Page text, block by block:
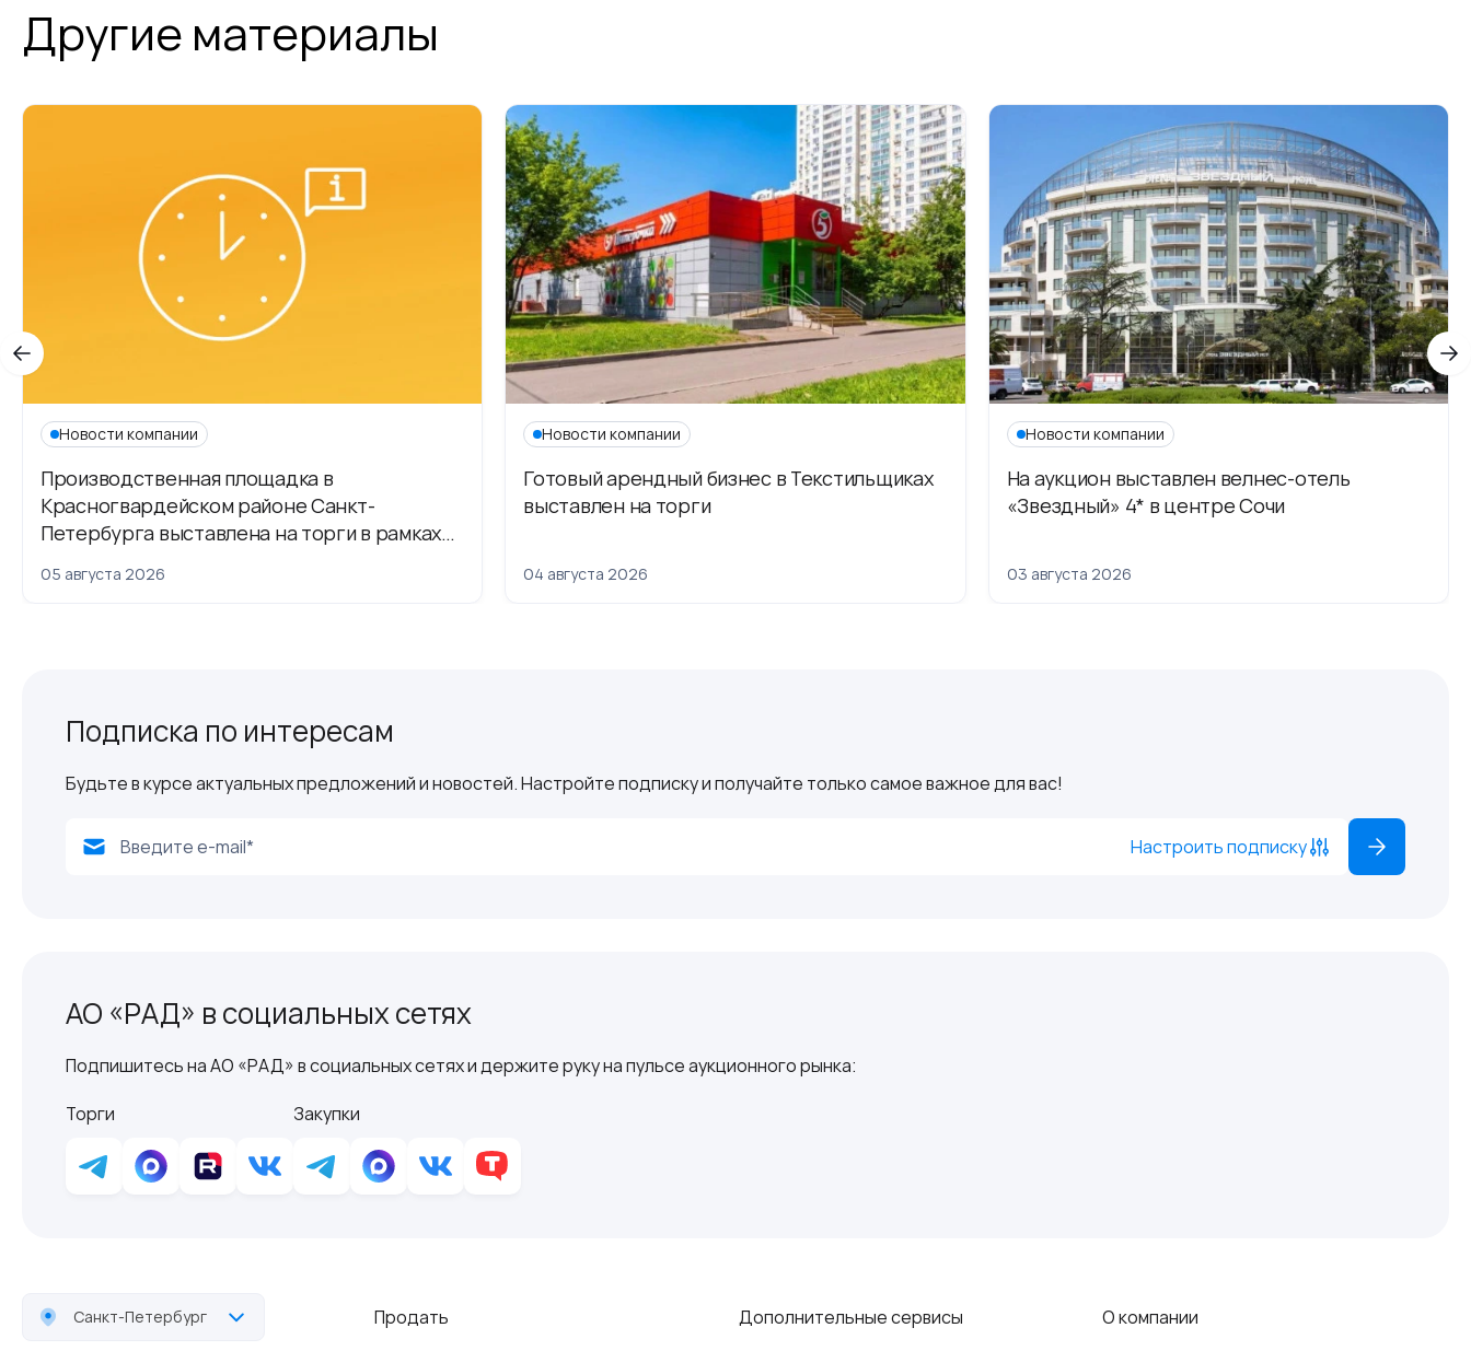
Другие материалы
Новости компании
Производственная площадка в
Красногвардейском районе Санкт-
Петербурга выставлена на торги в рамках
05 августа 2026
Новости компании
Готовый арендный бизнес в Текстильщиках
выставлен на торги
04 августа 2026
Новости компании
На аукцион выставлен велнес-отель
«Звездный» 4* в центре Сочи
03 августа 2026
Подписка по интересам
Будьте в курсе актуальных предложений и новостей. Настройте подписку и получайте только самое важное для вас!
Настроить подписку
АО «РАД» в социальных сетях
Подпишитесь на АО «РАД» в социальных сетях и держите руку на пульсе аукционного рынка:
Торги
Закупки
Санкт-Петербург Продать Дополнительные сервисы О компании